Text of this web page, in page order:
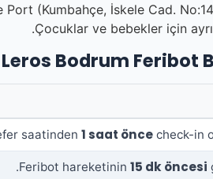
(Kumbahçe, İskele Cad.
Çocuklar ve bebekler için
Leros Bodrum Feribot
saatinden 1 saat önce check-in
Feribot hareketinin 15 dk öncesi